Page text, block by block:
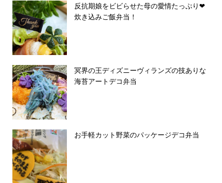
反抗期娘をビビらせた母の愛情たっぷり❤︎
炊き込みご飯弁当！
冥界の王ディズニーヴィランズの技ありな
海苔アートデコ弁当
お手軽カット野菜のパッケージデコ弁当